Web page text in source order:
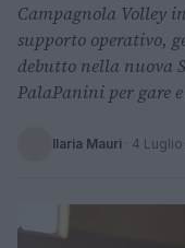
Campagnola Volley
supporto operativo,
debutto nella nuova
PalaPanini per gare
Ilaria Mauri · 4